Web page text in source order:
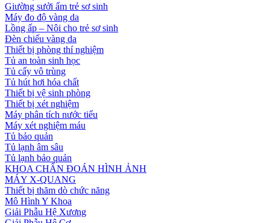
Giường sưởi ấm trẻ sơ sinh
Máy đo độ vàng da
Lồng ấp – Nôi cho trẻ sơ sinh
Đèn chiếu vàng da
Thiết bị phòng thí nghiệm
Tủ an toàn sinh học
Tủ cấy vô trùng
Tủ hút hơi hóa chất
Thiết bị vệ sinh phòng
Thiết bị xét nghiệm
Máy phân tích nước tiểu
Máy xét nghiệm máu
Tủ bảo quản
Tủ lạnh âm sâu
Tủ lạnh bảo quản
KHOA CHẨN ĐOÁN HÌNH ẢNH
MÁY X-QUANG
Thiết bị thăm dò chức năng
Mô Hình Y Khoa
Giải Phẫu Hệ Xương